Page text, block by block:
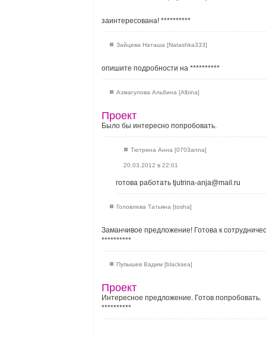
заинтересована! **********
Зайцева Наташа [Natashka333]
опишите подробности на **********
Азмагулова Альбина [Albina]
Проект
Было бы интересно попробовать.
Тютрина Анна [0703anna]
20.03.2012 в 22:01
готова работать tjutrina-anja@mail.ru
Головлева Татьяна [tosha]
Заманчивое предложение! Готова к
**********
Пупышев Вадим [blacksea]
Проект
Интересное предложение. Готов попробовать.
**********